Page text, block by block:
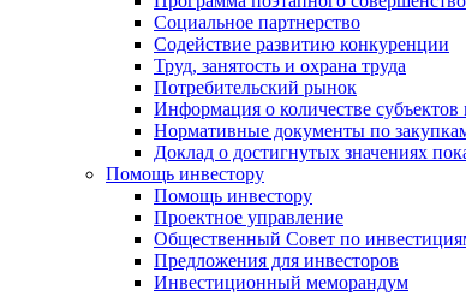
Социальное партнерство
Содействие развитию конкуренции
Труд, занятость и охрана труда
Потребительский рынок
Информация о количестве
Нормативные документы по
Доклад о достигнутых значениях
Помощь инвестору
Помощь инвестору
Проектное управление
Общественный Совет по
Предложения для инвесторов
Инвестиционный меморандум